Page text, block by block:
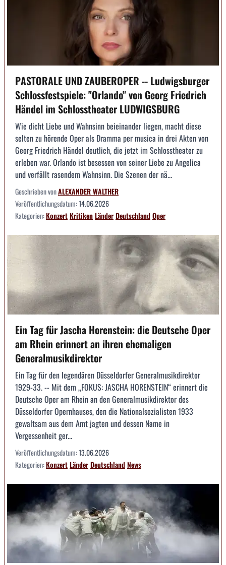
PASTORALE UND ZAUBEROPER -- Ludwigsburger
Schlossfestspiele: "Orlando" von Georg Friedrich
Händel im Schlosstheater LUDWIGSBURG
Wie dicht Liebe und Wahnsinn beieinander liegen, macht diese
selten zu hörende Oper als Dramma per musica in drei Akten von
Georg Friedrich Händel deutlich, die jetzt im Schlosstheater zu
erleben war. Orlando ist besessen von seiner Liebe zu Angelica
und verfällt rasendem Wahnsinn. Die Szenen der nä...
Geschrieben vonALEXANDER WALTHER
Veröffentlichungsdatum:14.06.2026
Kategorien:KonzertKritikenLänderDeutschlandOper
Ein Tag für Jascha Horenstein: die Deutsche Oper
am Rhein erinnert an ihren ehemaligen
Generalmusikdirektor
Ein Tag für den legendären Düsseldorfer Generalmusikdirektor
1929-33. -- Mit dem „FOKUS: JASCHA HORENSTEIN“ erinnert die
Deutsche Oper am Rhein an den Generalmusikdirektor des
Düsseldorfer Opernhauses, den die Nationalsozialisten 1933
gewaltsam aus dem Amt jagten und dessen Name in
Vergessenheit ger...
Veröffentlichungsdatum:13.06.2026
Kategorien:KonzertLänderDeutschlandNews